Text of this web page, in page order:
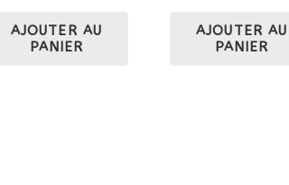
était :
24,70 €.
AJOUTER AU
PANIER
était :
19,00 €.
AJOUTER AU
PANIER